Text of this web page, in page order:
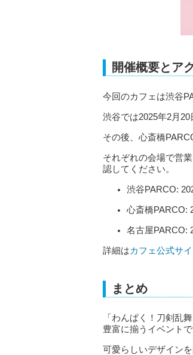
開催概要とア
今回のカフェは渋谷
渋谷では2025年2月20
その後、心斎橋
それぞれの会場で営
認してください。
渋谷PARCO:
心斎橋PARCO:
名古屋PARCO:
詳細はカフェ公式サイ
まとめ
「わんぱく！刀剣乱
豊富に揃うイベントで
可愛らしいデザイン